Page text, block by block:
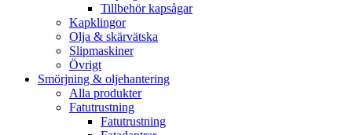
Tillbehör kapsågar
Kapklingor
Olja & skärvätska
Slipmaskiner
Övrigt
Smörjning & oljehantering
Alla produkter
Fatutrustning
Fatutrustning